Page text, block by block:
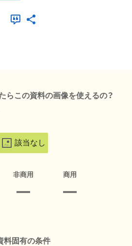
らこの資料の画像を使えるの？
該当なし
非商用 商用
料固有の条件